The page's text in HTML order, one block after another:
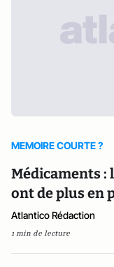
MEMOIRE COURTE ?
Médicaments :
ont de plus en
Atlantico Rédaction
1 min de lecture